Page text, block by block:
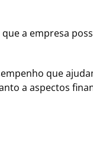
a empresa
que
a aspectos